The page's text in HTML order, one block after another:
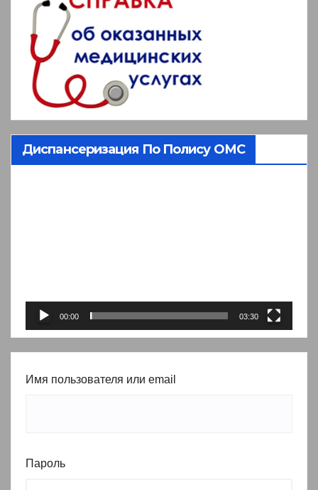
Диспансеризация По Полису ОМС
00:00 03:30
Имя пользователя или email
Пароль